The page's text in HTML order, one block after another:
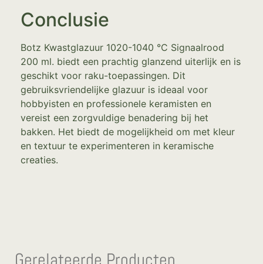
Conclusie
Botz Kwastglazuur 1020-1040 °C Signaalrood
200 ml. biedt een prachtig glanzend uiterlijk en is
geschikt voor raku-toepassingen. Dit
gebruiksvriendelijke glazuur is ideaal voor
hobbyisten en professionele keramisten en
vereist een zorgvuldige benadering bij het
bakken. Het biedt de mogelijkheid om met kleur
en textuur te experimenteren in keramische
creaties.